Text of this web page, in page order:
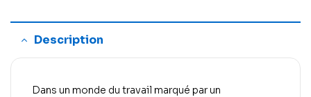
Description
Dans un monde du travail marqué par un